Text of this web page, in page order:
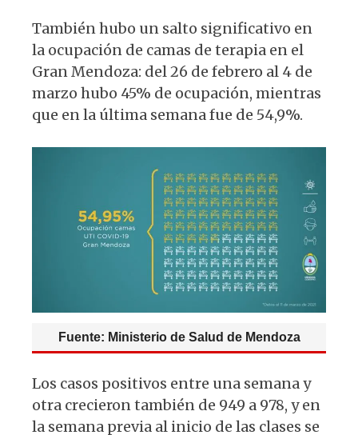
También hubo un salto significativo en
la ocupación de camas de terapia en el
Gran Mendoza: del 26 de febrero al 4 de
marzo hubo 45% de ocupación, mientras
que en la última semana fue de 54,9%.
Fuente: Ministerio de Salud de Mendoza
Los casos positivos entre una semana y
otra crecieron también de 949 a 978, y en
la semana previa al inicio de las clases se